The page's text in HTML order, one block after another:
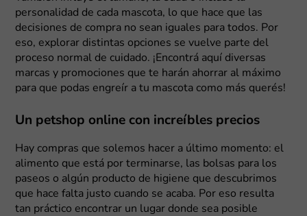
personalidad de cada mascota, lo que hace que las
decisiones de compra no sean iguales para todos. Por
eso, explorar distintas opciones se vuelve parte del
proceso normal de cuidado. ¡Encontrá aquí diversas
marcas y promociones que te harán ahorrar al máximo
para que podas engreír a tu mascota como más querés!
Un petshop online con increíbles precios
Hay compras que solemos hacer a último momento: el
alimento que está por terminarse, las bolsas para los
paseos o algún producto de higiene que descubrimos
que hace falta justo cuando se acaba. Por eso resulta
tan práctico encontrar un lugar donde sea posible